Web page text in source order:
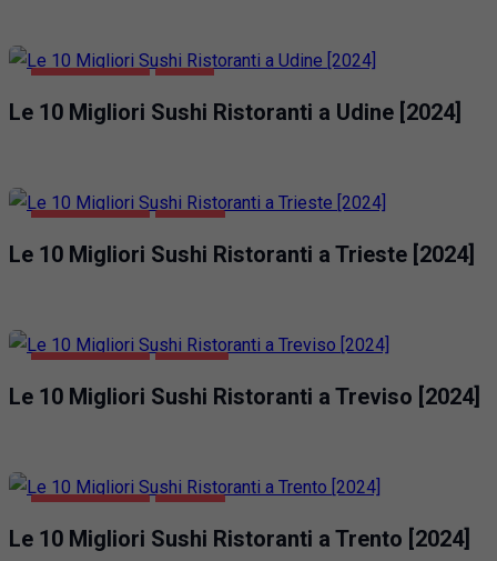
GASTRONOMIA UDINE
Le 10 Migliori Sushi Ristoranti a Udine [2024]
GASTRONOMIA TRIESTE
Le 10 Migliori Sushi Ristoranti a Trieste [2024]
GASTRONOMIA TREVISO
Le 10 Migliori Sushi Ristoranti a Treviso [2024]
GASTRONOMIA TRENTO
Le 10 Migliori Sushi Ristoranti a Trento [2024]